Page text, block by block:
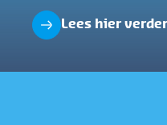
Lees hier verder